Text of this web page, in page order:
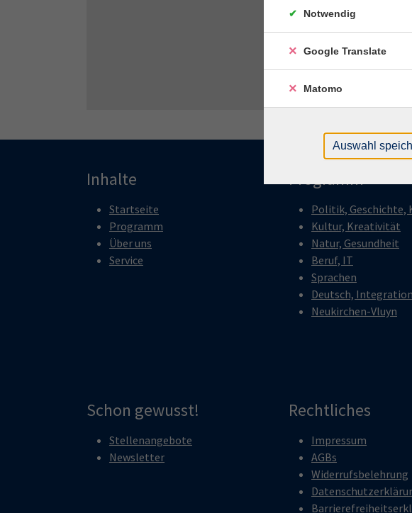
Inhalte
Startseite
Programm
Über uns
Service
Programm
Politik, Geschichte,
Kultur, Kreativität
Natur, Gesundheit
Beruf, IT
Sprachen
Deutsch, Integration
Neukirchen-Vluyn
Schon gewusst!
Stellenangebote
Newsletter
Rechtliches
Impressum
AGBs
Widerrufsbelehrung
Notwendig
Google Translate
Matomo
Auswahl